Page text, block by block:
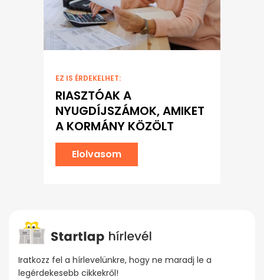
EZ IS ÉRDEKELHET:
RIASZTÓAK A
NYUGDÍJSZÁMOK, AMIKET
A KORMÁNY KÖZÖLT
Elolvasom
Iratkozz fel a hírlevelünkre, hogy ne maradj le a
legérdekesebb cikkekről!